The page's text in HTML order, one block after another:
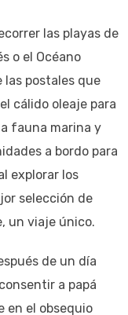
las playas de
o el Océano
postales que
cálido oleaje para
fauna marina y
a bordo para
explorar los
selección de
un viaje único.
de un día
a papá
en el obsequio